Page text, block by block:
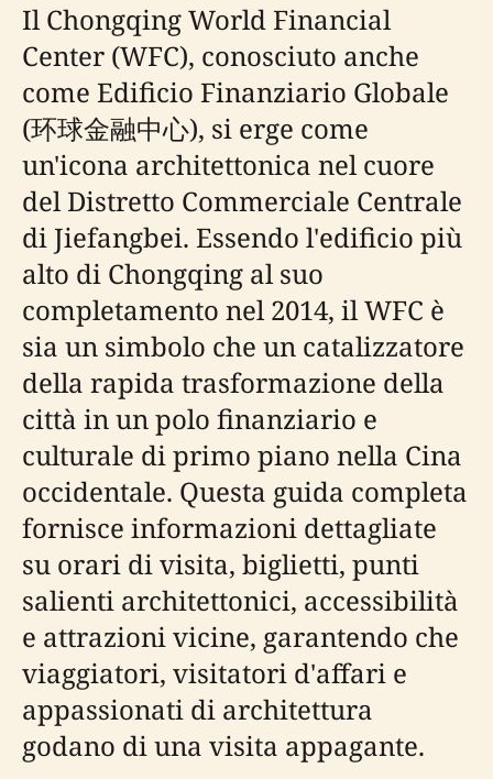
Il Chongqing World Financial
Center (WFC), conosciuto anche
come Edificio Finanziario Globale
(环球金融中心), si erge come
un'icona architettonica nel cuore
del Distretto Commerciale Centrale
di Jiefangbei. Essendo l'edificio più
alto di Chongqing al suo
completamento nel 2014, il WFC è
sia un simbolo che un catalizzatore
della rapida trasformazione della
città in un polo finanziario e
culturale di primo piano nella Cina
occidentale. Questa guida completa
fornisce informazioni dettagliate
su orari di visita, biglietti, punti
salienti architettonici, accessibilità
e attrazioni vicine, garantendo che
viaggiatori, visitatori d'affari e
appassionati di architettura
godano di una visita appagante.